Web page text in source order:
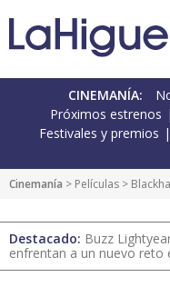
CINEMANÍA:
Próximos estrenos
Festivales y premios
Cinemanía > Películas >
Destacado: Buzz
enfrentan a un nuevo reto